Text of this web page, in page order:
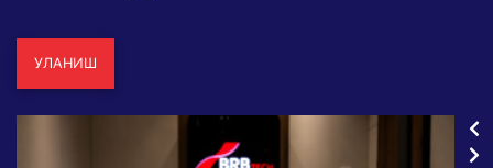
УЛАНИШ